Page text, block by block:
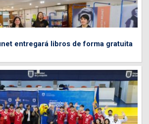
entregará libros de forma gratuita